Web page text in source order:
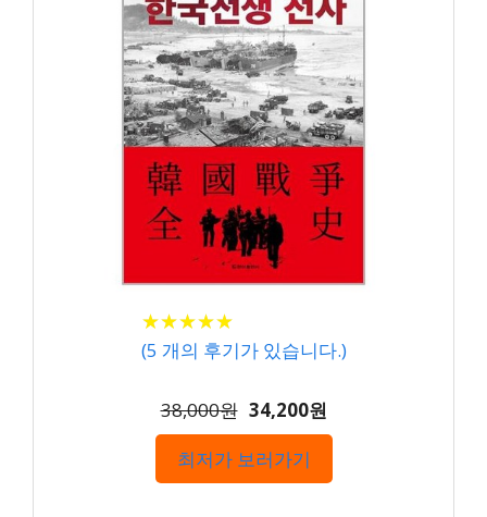
★★★★★
★★★★★
(5 개의 후기가 있습니다.)
38,000원 34,200원
최저가 보러가기